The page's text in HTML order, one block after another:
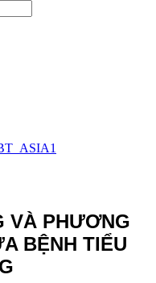
VÀ PHƯƠNG
BỆNH TIỂU